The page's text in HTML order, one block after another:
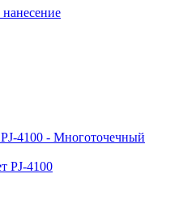
PJ-4100